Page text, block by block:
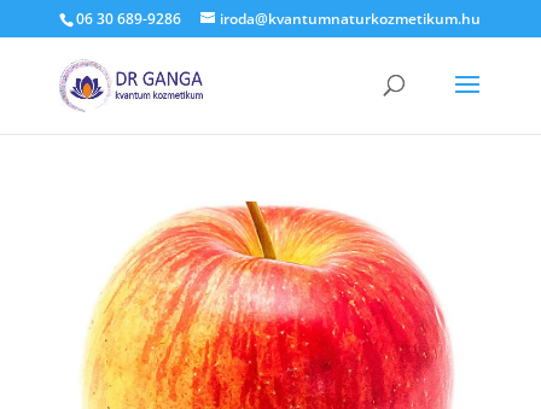
06 30 689-9286 iroda@kvantumnaturkozmetikum.hu